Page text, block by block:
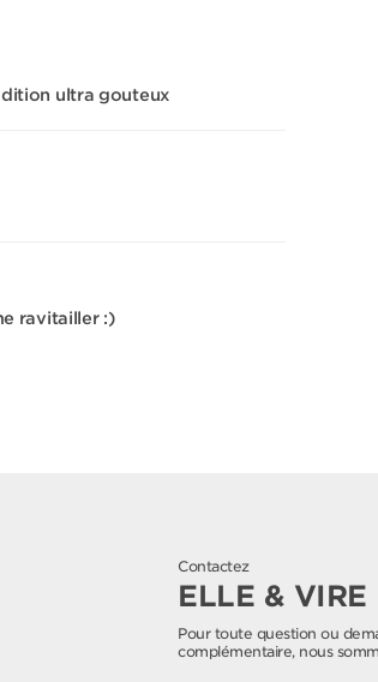
ultra gouteux
ravitailler :)
Contactez
ELLE & VIRE
Pour toute question ou
complémentaire, nous